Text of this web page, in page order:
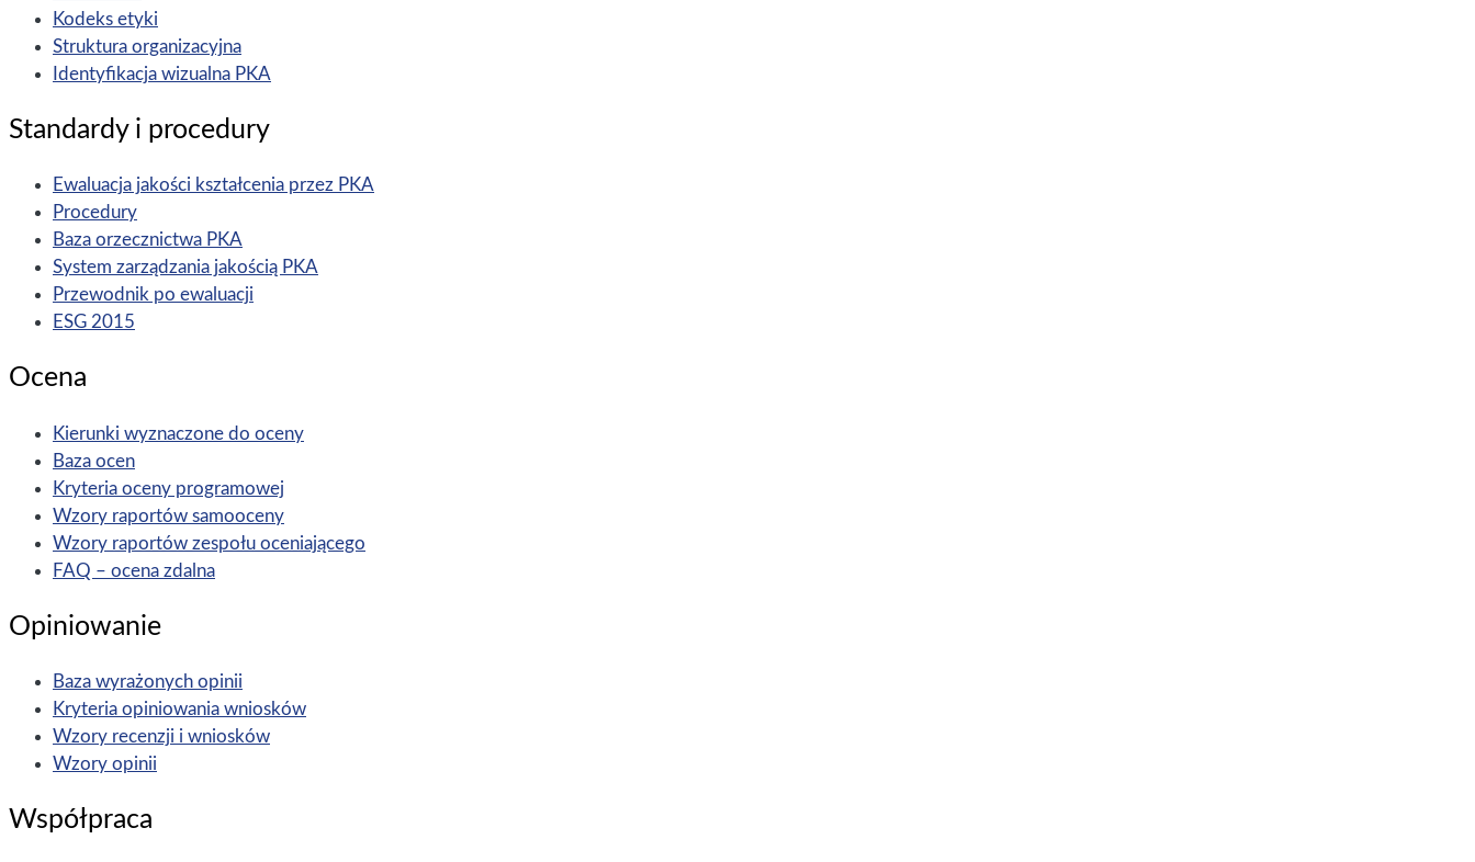
Kodeks etyki
Struktura organizacyjna
Identyfikacja wizualna PKA
Standardy i procedury
Ewaluacja jakości kształcenia przez PKA
Procedury
Baza orzecznictwa PKA
System zarządzania jakością PKA
Przewodnik po ewaluacji
ESG 2015
Ocena
Kierunki wyznaczone do oceny
Baza ocen
Kryteria oceny programowej
Wzory raportów samooceny
Wzory raportów zespołu oceniającego
FAQ – ocena zdalna
Opiniowanie
Baza wyrażonych opinii
Kryteria opiniowania wniosków
Wzory recenzji i wniosków
Wzory opinii
Współpraca